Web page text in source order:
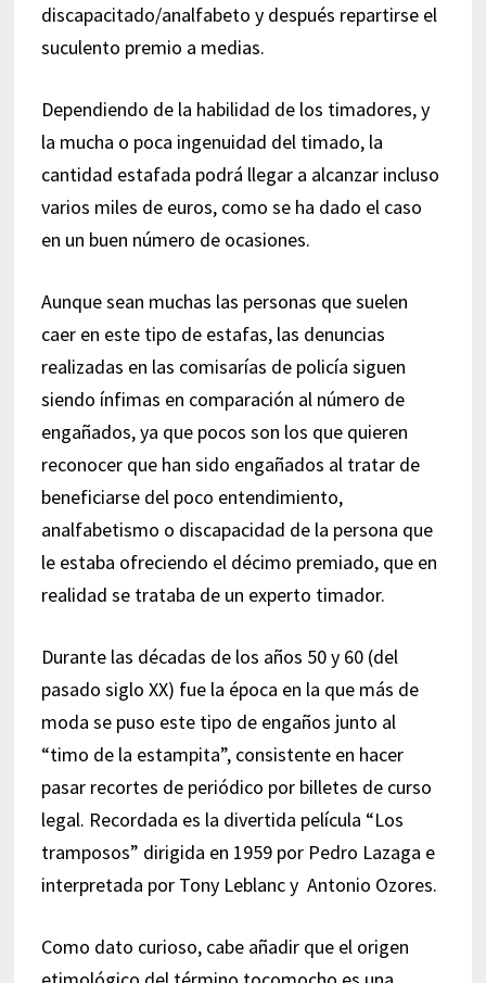
discapacitado/analfabeto y después repartirse el
suculento premio a medias.
Dependiendo de la habilidad de los timadores, y
la mucha o poca ingenuidad del timado, la
cantidad estafada podrá llegar a alcanzar incluso
varios miles de euros, como se ha dado el caso
en un buen número de ocasiones.
Aunque sean muchas las personas que suelen
caer en este tipo de estafas, las denuncias
realizadas en las comisarías de policía siguen
siendo ínfimas en comparación al número de
engañados, ya que pocos son los que quieren
reconocer que han sido engañados al tratar de
beneficiarse del poco entendimiento,
analfabetismo o discapacidad de la persona que
le estaba ofreciendo el décimo premiado, que en
realidad se trataba de un experto timador.
Durante las décadas de los años 50 y 60 (del
pasado siglo XX) fue la época en la que más de
moda se puso este tipo de engaños junto al
“timo de la estampita”, consistente en hacer
pasar recortes de periódico por billetes de curso
legal. Recordada es la divertida película “Los
tramposos” dirigida en 1959 por Pedro Lazaga e
interpretada por Tony Leblanc y Antonio Ozores.
Como dato curioso, cabe añadir que el origen